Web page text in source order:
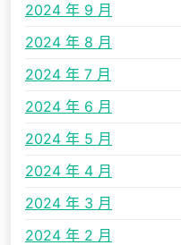
2024 年 9 月
2024 年 8 月
2024 年 7 月
2024 年 6 月
2024 年 5 月
2024 年 4 月
2024 年 3 月
2024 年 2 月